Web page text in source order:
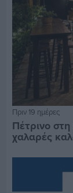
Πριν 19 ημέρες
Πέτρινο
χαλαρές